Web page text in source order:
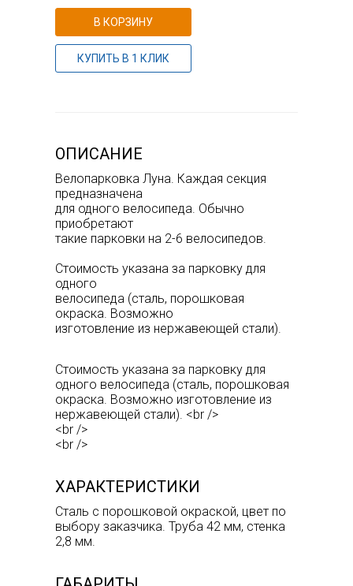
В КОРЗИНУ
КУПИТЬ В 1 КЛИК
ОПИСАНИЕ
Велопарковка Луна. Каждая секция
предназначена
для одного велосипеда. Обычно
приобретают
такие парковки на 2-6 велосипедов.
Стоимость указана за парковку для
одного
велосипеда (сталь, порошковая
окраска. Возможно
изготовление из нержавеющей стали).
Стоимость указана за парковку для
одного велосипеда (сталь, порошковая
окраска. Возможно изготовление из
нержавеющей стали). <br />
<br />
<br />
ХАРАКТЕРИСТИКИ
Сталь с порошковой окраской, цвет по
выбору заказчика. Труба 42 мм, стенка
2,8 мм.